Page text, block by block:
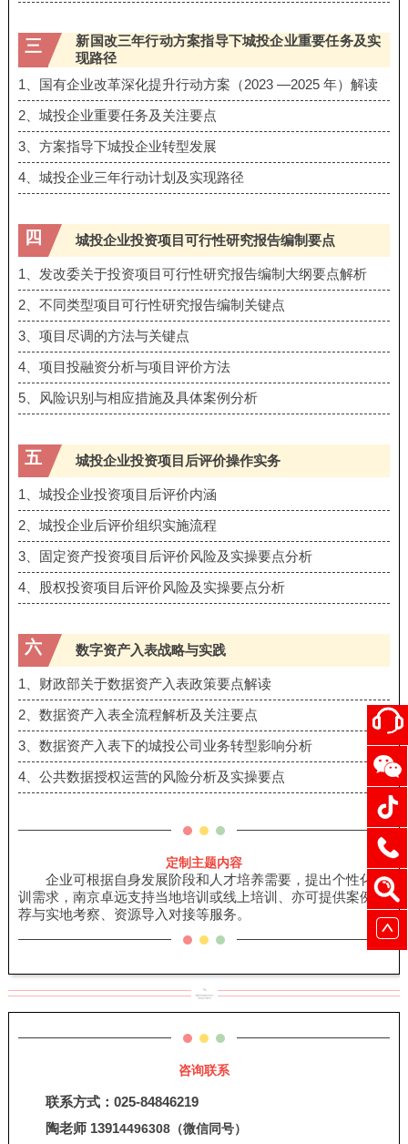
三
新国改三年⾏动⽅案指导下城投企业重要任务及实
现路径
1、国有企业改⾰深化提升⾏动⽅案（2023 —2025 年）解读
2、城投企业重要任务及关注要点
3、⽅案指导下城投企业转型发展
4、城投企业三年⾏动计划及实现路径
四 城投企业投资项⽬可⾏性研究报告编制要点
1、发改委关于投资项⽬可⾏性研究报告编制⼤纲要点解析
2、不同类型项⽬可⾏性研究报告编制关键点
3、项⽬尽调的⽅法与关键点
4、项⽬投融资分析与项⽬评价⽅法
5、⻛险识别与相应措施及具体案例分析
五 城投企业投资项⽬后评价操作实务
1、城投企业投资项⽬后评价内涵
2、城投企业后评价组织实施流程
3、固定资产投资项⽬后评价⻛险及实操要点分析
4、股权投资项⽬后评价⻛险及实操要点分析
六 数字资产⼊表战略与实践
1、财政部关于数据资产⼊表政策要点解读
2、数据资产⼊表全流程解析及关注要点
3、数据资产⼊表下的城投公司业务转型影响分析
4、公共数据授权运营的⻛险分析及实操要点
定制主题内容
企业可根据自身发展阶段和人才培养需要，提出个性化培
训需求，南京卓远支持当地培训或线上培训、亦可提供案例推
荐与实地考察、资源导入对接等服务。
咨询联系
联系方式：025-84846219
陶老师 13914496308（微信同号）